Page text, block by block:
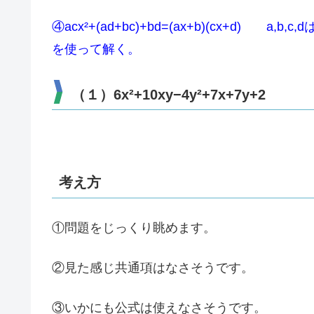
④acx²+(ad+bc)+bd=(ax+b)(cx+d) a,b,c,d
を使って解く。
（１）6x²+10xy−4y²+7x+7y+2
考え方
①問題をじっくり眺めます。
②見た感じ共通項はなさそうです。
③いかにも公式は使えなさそうです。